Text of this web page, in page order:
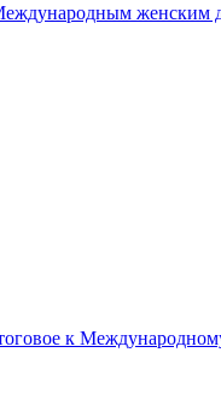
женским
к